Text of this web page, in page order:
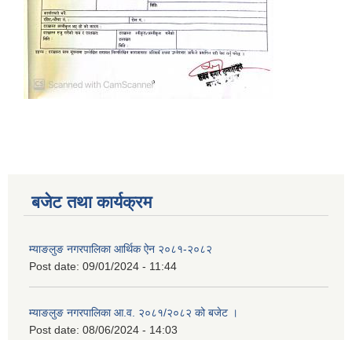
बजेट तथा कार्यक्रम
म्याङलुङ नगरपालिका आर्थिक ऐन २०८१-२०८२
Post date: 09/01/2024 - 11:44
म्याङलुङ नगरपालिका आ.व. २०८१/२०८२ को बजेट ।
Post date: 08/06/2024 - 14:03